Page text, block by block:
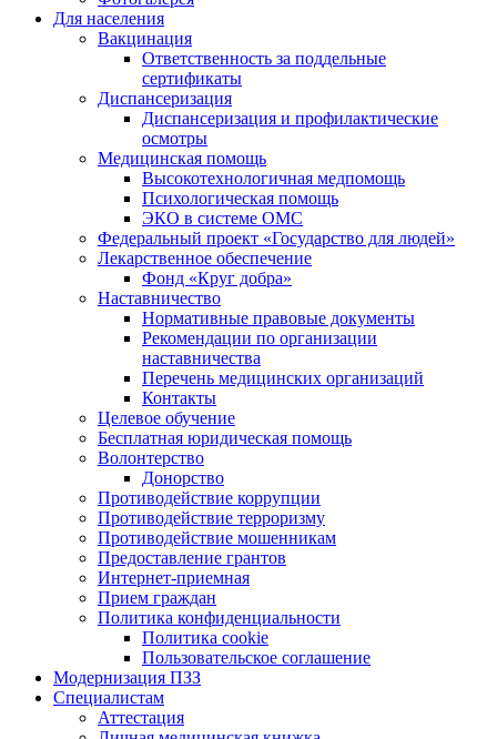
Для населения
Вакцинация
Ответственность за поддельные
сертификаты
Диспансеризация
Диспансеризация и профилактические
осмотры
Медицинская помощь
Высокотехнологичная медпомощь
Психологическая помощь
ЭКО в системе ОМС
Федеральный проект «Государство для людей»
Лекарственное обеспечение
Фонд «Круг добра»
Наставничество
Нормативные правовые документы
Рекомендации по организации
наставничества
Перечень медицинских организаций
Контакты
Целевое обучение
Бесплатная юридическая помощь
Волонтерство
Донорство
Противодействие коррупции
Противодействие терроризму
Противодействие мошенникам
Предоставление грантов
Интернет-приемная
Прием граждан
Политика конфиденциальности
Политика cookie
Пользовательское соглашение
Модернизация ПЗЗ
Специалистам
Аттестация